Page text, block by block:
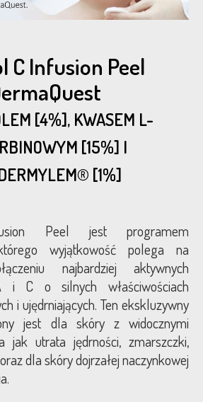
C Infusion Peel
[4%], KWASEM L-
[15%] I
[1%]
Peel jest programem
wyjątkowość polega na
najbardziej aktywnych
C o silnych właściwościach
i ujędrniających. Ten ekskluzywny
jest dla skóry z widocznymi
jak utrata jędrności, zmarszczki,
dla skóry dojrzałej naczynkowej